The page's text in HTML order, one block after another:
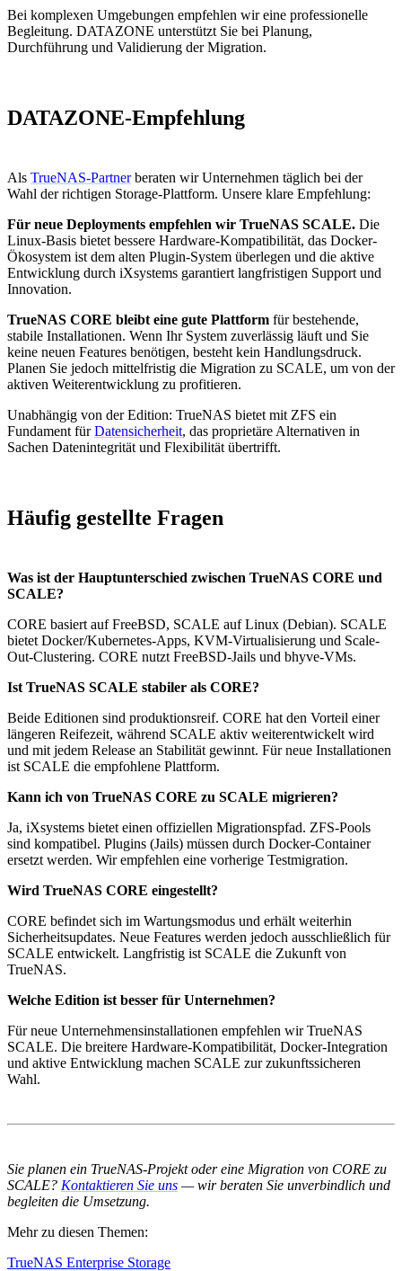
Bei komplexen Umgebungen empfehlen wir eine professionelle
Begleitung. DATAZONE unterstützt Sie bei Planung,
Durchführung und Validierung der Migration.
DATAZONE-Empfehlung
Als TrueNAS-Partnerberaten wir Unternehmen täglich bei der
Wahl der richtigen Storage-Plattform. Unsere klare Empfehlung:
Für neue Deployments empfehlen wir TrueNAS SCALE. Die
Linux-Basis bietet bessere Hardware-Kompatibilität, das Docker-
Ökosystem ist dem alten Plugin-System überlegen und die aktive
Entwicklung durch iXsystems garantiert langfristigen Support und
Innovation.
TrueNAS CORE bleibt eine gute Plattform für bestehende,
stabile Installationen. Wenn Ihr System zuverlässig läuft und Sie
keine neuen Features benötigen, besteht kein Handlungsdruck.
Planen Sie jedoch mittelfristig die Migration zu SCALE, um von der
aktiven Weiterentwicklung zu profitieren.
Unabhängig von der Edition: TrueNAS bietet mit ZFS ein
Fundament fürDatensicherheit, das proprietäre Alternativen in
Sachen Datenintegrität und Flexibilität übertrifft.
Häufig gestellte Fragen
Was ist der Hauptunterschied zwischen TrueNAS CORE und
SCALE?
CORE basiert auf FreeBSD, SCALE auf Linux (Debian). SCALE
bietet Docker/Kubernetes-Apps, KVM-Virtualisierung und Scale-
Out-Clustering. CORE nutzt FreeBSD-Jails und bhyve-VMs.
Ist TrueNAS SCALE stabiler als CORE?
Beide Editionen sind produktionsreif. CORE hat den Vorteil einer
längeren Reifezeit, während SCALE aktiv weiterentwickelt wird
und mit jedem Release an Stabilität gewinnt. Für neue Installationen
ist SCALE die empfohlene Plattform.
Kann ich von TrueNAS CORE zu SCALE migrieren?
Ja, iXsystems bietet einen offiziellen Migrationspfad. ZFS-Pools
sind kompatibel. Plugins (Jails) müssen durch Docker-Container
ersetzt werden. Wir empfehlen eine vorherige Testmigration.
Wird TrueNAS CORE eingestellt?
CORE befindet sich im Wartungsmodus und erhält weiterhin
Sicherheitsupdates. Neue Features werden jedoch ausschließlich für
SCALE entwickelt. Langfristig ist SCALE die Zukunft von
TrueNAS.
Welche Edition ist besser für Unternehmen?
Für neue Unternehmensinstallationen empfehlen wir TrueNAS
SCALE. Die breitere Hardware-Kompatibilität, Docker-Integration
und aktive Entwicklung machen SCALE zur zukunftssicheren
Wahl.
Sie planen ein TrueNAS-Projekt oder eine Migration von CORE zu
SCALE? Kontaktieren Sie uns — wir beraten Sie unverbindlich und
begleiten die Umsetzung.
Mehr zu diesen Themen:
TrueNAS Enterprise Storage